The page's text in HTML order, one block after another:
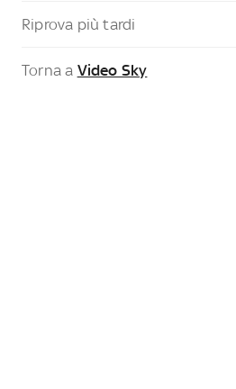
Riprova più tardi
Torna a Video Sky